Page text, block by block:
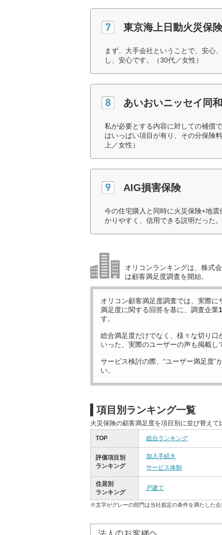
東京海上日動火災保険
まず、大手会社ということで、安心
し、安心です。（30代／女性）
あいおいニッセイ同
私が必要とする内容に対しての補償
はいっぱい項目が有り、その分保険
上／女性）
AIG損害保険
今の住宅購入と同時に火災保険+地
かりやすく、信用できる説明だった
オリコンランキングは、株式
は顧客満足度調査を開始。
オリコン顧客満足度調査では、実際に
満足度に関する回答を基に、調査企業
す。
総合満足度だけでなく、様々な切り口
いった、実際のユーザーの声も掲載し
サービス検討の際、“ユーザー満足度”
い。
項目別ランキング一覧
火災保険の顧客満足度を項目別に並び替え
TOP 総合ランキング
評価項目別
ランキング
加入手続き
サービス体制
住居別
ランキング
戸建て
※文字がグレーの部門は当社規定の条件を満たした